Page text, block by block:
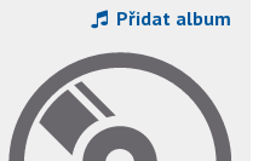
Přidat album